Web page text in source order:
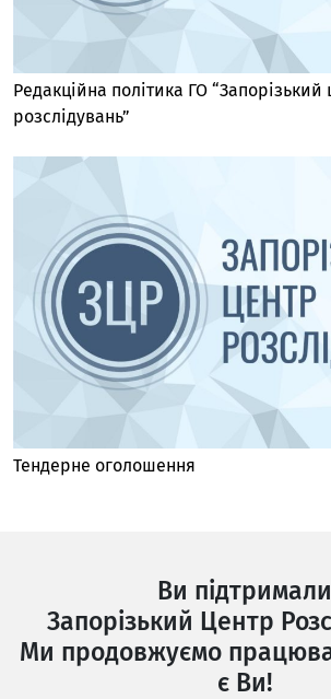
Редакційна політика ГО “Запорізький
розслідувань”
Тендерне оголошення
Ви підтримали
Запорізький Центр
Ми продовжуємо
є Ви!